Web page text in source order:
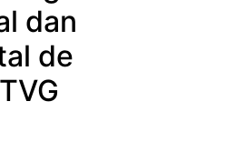
nos
desaparición
serie coral,
chegará ás
en 2026.
dan
de